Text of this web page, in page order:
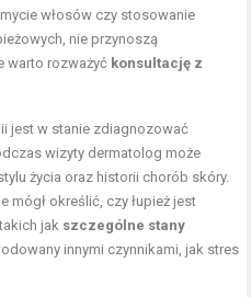
włosów czy stosowanie
nie przynoszą
warto rozważyć konsultację z
jest w stanie zdiagnozować
wizyty dermatolog może
życia oraz historii chorób skóry.
mógł określić, czy łupież jest
jak szczególne stany
innymi czynnikami, jak stres